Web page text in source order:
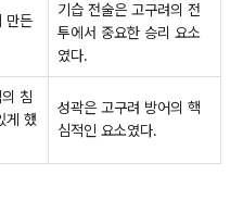
만든
기습 전술은 고구려의 전
투에서 중요한 승리 요소
였다.
침
게 했
성곽은 고구려 방어의 핵
심적인 요소였다.